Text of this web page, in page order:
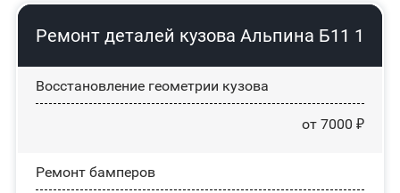
Ремонт деталей кузова Альпина Б11 1
Восстановление геометрии кузова
от 7000 ₽
Ремонт бамперов